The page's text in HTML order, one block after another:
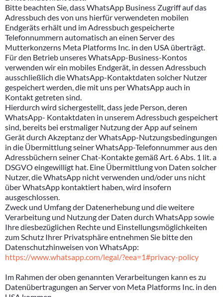
Bitte beachten Sie, dass WhatsApp Business Zugriff auf das
Adressbuch des von uns hierfür verwendeten mobilen
Endgeräts erhält und im Adressbuch gespeicherte
Telefonnummern automatisch an einen Server des
Mutterkonzerns Meta Platforms Inc. in den USA überträgt.
Für den Betrieb unseres WhatsApp-Business-Kontos
verwenden wir ein mobiles Endgerät, in dessen Adressbuch
ausschließlich die WhatsApp-Kontaktdaten solcher Nutzer
gespeichert werden, die mit uns per WhatsApp auch in
Kontakt getreten sind.
Hierdurch wird sichergestellt, dass jede Person, deren
WhatsApp- Kontaktdaten in unserem Adressbuch gespeichert
sind, bereits bei erstmaliger Nutzung der App auf seinem
Gerät durch Akzeptanz der WhatsApp-Nutzungsbedingungen
in die Übermittlung seiner WhatsApp-Telefonnummer aus den
Adressbüchern seiner Chat-Kontakte gemäß Art. 6 Abs. 1 lit. a
DSGVO eingewilligt hat. Eine Übermittlung von Daten solcher
Nutzer, die WhatsApp nicht verwenden und/oder uns nicht
über WhatsApp kontaktiert haben, wird insofern
ausgeschlossen.
Zweck und Umfang der Datenerhebung und die weitere
Verarbeitung und Nutzung der Daten durch WhatsApp sowie
Ihre diesbezüglichen Rechte und Einstellungsmöglichkeiten
zum Schutz Ihrer Privatsphäre entnehmen Sie bitte den
Datenschutzhinweisen von WhatsApp:
https://www.whatsapp.com/legal/?eea=1#privacy-policy
Im Rahmen der oben genannten Verarbeitungen kann es zu
Datenübertragungen an Server von Meta Platforms Inc. in den